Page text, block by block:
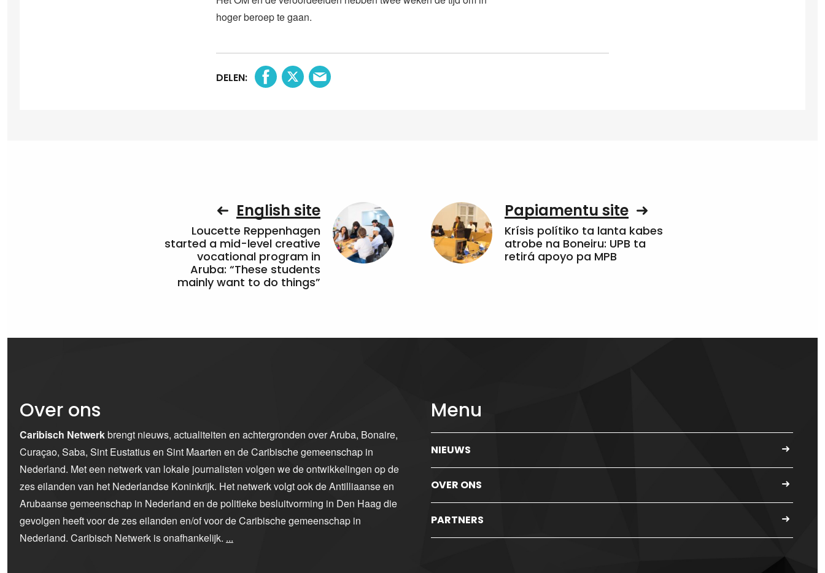
hoger beroep te gaan.
DELEN:
English site
Loucette Reppenhagen
started a mid-level creative
vocational program in
Aruba: “These students
mainly want to do things”
Papiamentu site
Krísis polítiko ta lanta kabes
atrobe na Boneiru: UPB ta
retirá apoyo pa MPB
Over ons
Caribisch Netwerkbrengt nieuws, actualiteiten en achtergronden over Aruba, Bonaire,
Curaçao, Saba, Sint Eustatius en Sint Maarten en de Caribische gemeenschap in
Nederland. Met een netwerk van lokale journalisten volgen we de ontwikkelingen op de
zes eilanden van het Nederlandse Koninkrijk. Het netwerk volgt ook de Antilliaanse en
Arubaanse gemeenschap in Nederland en de politieke besluitvorming in Den Haag die
gevolgen heeft voor de zes eilanden en/of voor de Caribische gemeenschap in
Nederland. Caribisch Netwerk is onafhankelijk. ...
Menu
NIEUWS
OVER ONS
PARTNERS